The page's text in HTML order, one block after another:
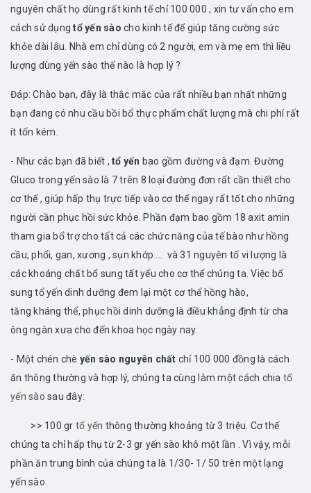
nguyên chất họ dùng rất kinh tế chỉ 100 000 , xin tư vấn cho em
cách sử dụngtổ yến sào cho kinh tế để giúp tăng cường sức
khỏe dài lâu. Nhà em chỉ dùng có 2 người, em và mẹ em thì liều
lượng dùng yến sào thế nào là hợp lý ?
Đáp: Chào bạn, đây là thắc mắc của rất nhiều bạn nhất những
bạn đang có nhu cầu bồi bổ thực phẩm chất lượng mà chi phí rất
ít tốn kém.
- Như các bạn đã biết , tổ yến bao gồm đường và đạm. Đường
Gluco trong yến sào là 7 trên 8 loại đường đơn rất cần thiết cho
cơ thể , giúp hấp thụ trực tiếp vào cơ thể ngay rất tốt cho những
người cần phục hồi sức khỏe. Phần đạm bao gồm 18 axit amin
tham gia bổ trợ cho tất cả các chức năng của tế bào như hồng
cầu, phổi, gan, xương , sụn khớp ... và 31 nguyên tố vi lượng là
các khoáng chất bổ sung tất yếu cho cơ thể chúng ta. Việc bổ
sung tổ yến dinh dưỡng đem lại một cơ thể hồng hào,
tăng kháng thể, phục hồi dinh dưỡng là điều khẳng định từ cha
ông ngàn xưa cho đến khoa học ngày nay.
- Một chén chè yến sào nguyên chất chỉ 100 000 đồng là cách
ăn thông thường và hợp lý, chúng ta cùng làm một cách chia tổ
yến sào sau đây:
>> 100 gr tổ yến thông thường khoảng từ 3 triệu. Cơ thể
chúng ta chỉ hấp thụ từ 2-3 gr yến sào khô một lần . Vì vậy, mỗi
phần ăn trung bình của chúng ta là 1/30- 1/ 50 trên một lạng
yến sào.